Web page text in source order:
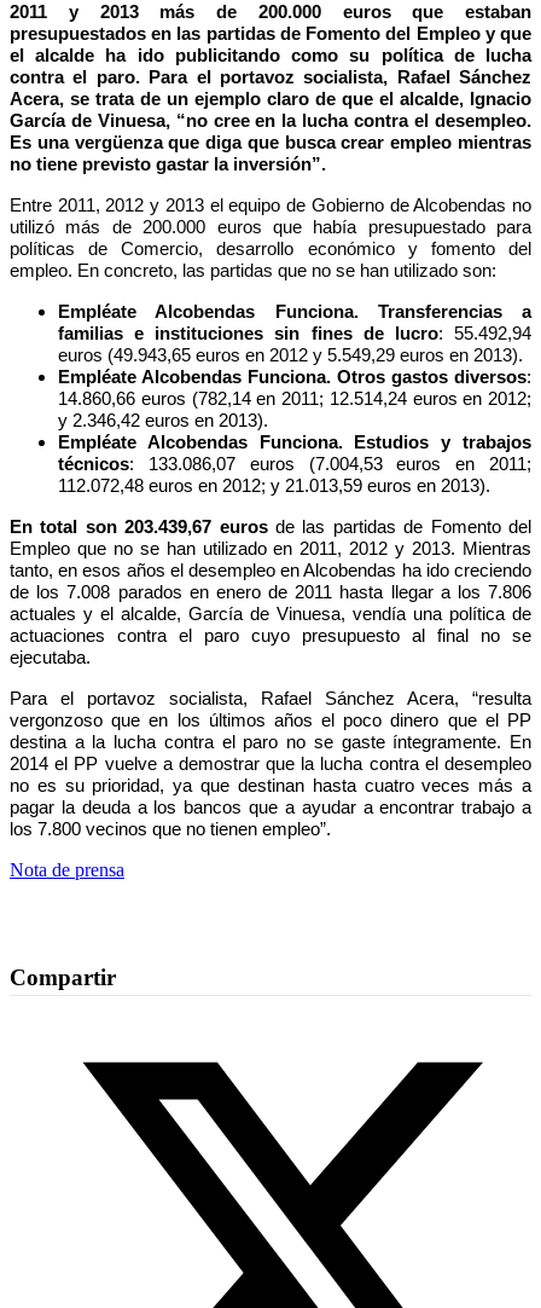
2011 y 2013 más de 200.000 euros que estaban
presupuestados en las partidas de Fomento del Empleo y que
el alcalde ha ido publicitando como su política de lucha
contra el paro. Para el portavoz socialista, Rafael Sánchez
Acera, se trata de un ejemplo claro de que el alcalde, Ignacio
García de Vinuesa, “no cree en la lucha contra el desempleo.
Es una vergüenza que diga que busca crear empleo mientras
no tiene previsto gastar la inversión”.
Entre 2011, 2012 y 2013 el equipo de Gobierno de Alcobendas no
utilizó más de 200.000 euros que había presupuestado para
políticas de Comercio, desarrollo económico y fomento del
empleo. En concreto, las partidas que no se han utilizado son:
Empléate Alcobendas Funciona. Transferencias a
familias e instituciones sin fines de lucro: 55.492,94
euros (49.943,65 euros en 2012 y 5.549,29 euros en 2013).
Empléate Alcobendas Funciona. Otros gastos diversos:
14.860,66 euros (782,14 en 2011; 12.514,24 euros en 2012;
y 2.346,42 euros en 2013).
Empléate Alcobendas Funciona. Estudios y trabajos
técnicos: 133.086,07 euros (7.004,53 euros en 2011;
112.072,48 euros en 2012; y 21.013,59 euros en 2013).
En total son 203.439,67 eurosde las partidas de Fomento del
Empleo que no se han utilizado en 2011, 2012 y 2013. Mientras
tanto, en esos años el desempleo en Alcobendas ha ido creciendo
de los 7.008 parados en enero de 2011 hasta llegar a los 7.806
actuales y el alcalde, García de Vinuesa, vendía una política de
actuaciones contra el paro cuyo presupuesto al final no se
ejecutaba.
Para el portavoz socialista, Rafael Sánchez Acera, “resulta
vergonzoso que en los últimos años el poco dinero que el PP
destina a la lucha contra el paro no se gaste íntegramente. En
2014 el PP vuelve a demostrar que la lucha contra el desempleo
no es su prioridad, ya que destinan hasta cuatro veces más a
pagar la deuda a los bancos que a ayudar a encontrar trabajo a
los 7.800 vecinos que no tienen empleo”.
Nota de prensa
Compartir